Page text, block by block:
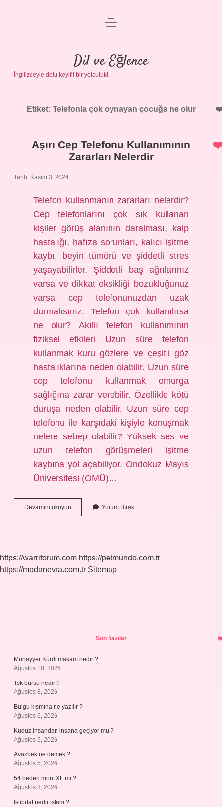
Anasayfa
Gizlilik Politikası
Yasal Uyarı
menüyü
Dil ve Eğlence
İngilizceyle dolu keyifli bir yolculuk!
Etiket: Telefonla çok oynayan çocuğa ne olur
Aşırı Cep Telefonu Kullanımının
Zararları Nelerdir
Tarih: Kasım 3, 2024
Telefon kullanmanın zararları nelerdir?
Cep telefonlarını çok sık kullanan
kişiler görüş alanının daralması, kalp
hastalığı, hafıza sorunları, kalıcı işitme
kaybı, beyin tümörü ve şiddetli stres
yaşayabilirler. Şiddetli baş ağrılarınız
varsa ve dikkat eksikliği bozukluğunuz
varsa cep telefonunuzdan uzak
durmalısınız. Telefon çok kullanılırsa
ne olur? Akıllı telefon kullanımının
fiziksel etkileri Uzun süre telefon
kullanmak kuru gözlere ve çeşitli göz
hastalıklarına neden olabilir. Uzun süre
cep telefonu kullanmak omurga
sağlığına zarar verebilir. Özellikle kötü
duruşa neden olabilir. Uzun süre cep
telefonu ile karşıdaki kişiyle konuşmak
nelere sebep olabilir? Yüksek ses ve
uzun telefon görüşmeleri işitme
kaybına yol açabiliyor. Ondokuz Mayıs
Üniversitesi (OMÜ)…
Devamını okuyun
Cep
Yorum Bırak
https://warriforum.com https://petmundo.com.tr
https://modanevra.com.tr Sitemap
Son Yazılar
Muhayyer Kürdi makam nedir ?
Ağustos 10, 2026
Tsk bursu nedir ?
Ağustos 8, 2026
Bulgu kısmına ne yazılır ?
Ağustos 6, 2026
Kuduz insandan insana geçiyor mu ?
Ağustos 5, 2026
Avazbek ne demek ?
Ağustos 5, 2026
54 beden mont XL mi ?
Ağustos 3, 2026
Istibdat nedir islam ?